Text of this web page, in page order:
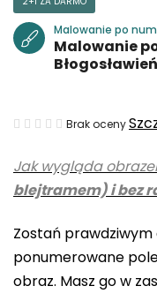
Jak wygląda
blejtramem) i bez
Zostań
ponumerowane
obraz. Masz go w
Malowanie po
Malowanie
Średnia
produktu
wynosi
na
5
gwiazdek.
Brak oceny